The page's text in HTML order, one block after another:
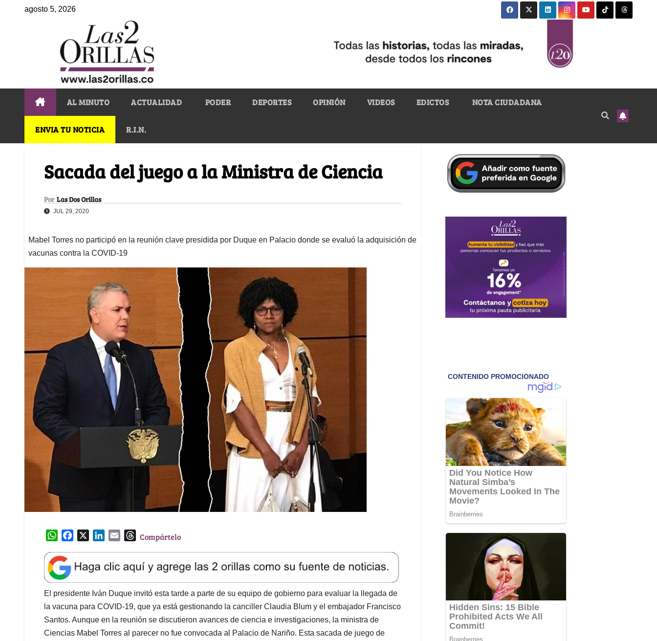
agosto 5, 2026
AL MINUTO ACTUALIDAD PODER DEPORTES OPINIÓN VIDEOS EDICTOS NOTA CIUDADANA
ENVIA TU NOTICIA R.I.N.
Sacada del juego a la Ministra de Ciencia
Por Las Dos Orillas
JUL 29, 2020
Mabel Torres no participó en la reunión clave presidida por Duque en Palacio donde se evaluó la adquisición de
vacunas contra la COVID-19
W
a
t
s
A
p
p
e
b
o
o
k
k
e
d
I
n
l
T
e
a
d
s
Compártelo
El presidente Iván Duque invitó esta tarde a parte de su equipo de gobierno para evaluar la llegada de
la vacuna para COVID-19, que ya está gestionando la canciller Claudia Blum y el embajador Francisco
Santos. Aunque en la reunión se discutieron avances de ciencia e investigaciones, la ministra de
Ciencias Mabel Torres al parecer no fue convocada al Palacio de Nariño. Esta sacada de juego de